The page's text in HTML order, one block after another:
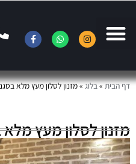
הבית»בלוג»מזנון לסלון מעץ מלא בסגנון
לסלון מעץ מלא